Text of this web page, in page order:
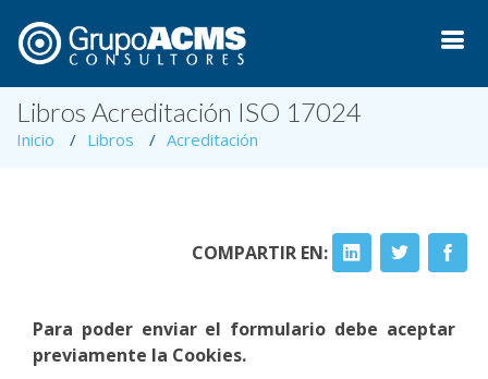
Libros Acreditación ISO 17024
Inicio Libros Acreditación
COMPARTIR EN:
Para poder enviar el formulario debe aceptar
previamente la Cookies.